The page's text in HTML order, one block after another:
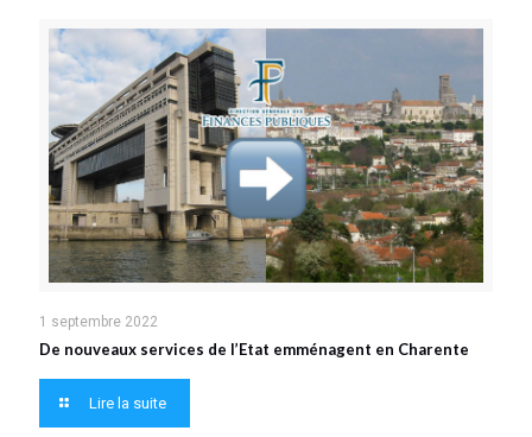
1 septembre 2022
De nouveaux services de l’Etat emménagent en Charente
Lire la suite